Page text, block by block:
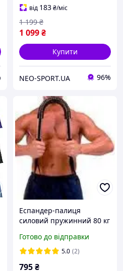
від 183₴/міс
1 099₴
1 199 ₴
Купити
NEO-SPORT.UA 96%
Еспандер-палиця
силовий пружинний 80 кг
рук | металевий прут 68
см
Готово до відправки
5.0 (2)
795₴